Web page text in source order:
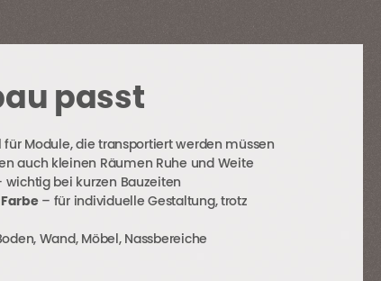
passt
Module, die transportiert werden müssen
auch kleinen Räumen Ruhe und Weite
wichtig bei kurzen Bauzeiten
– für individuelle Gestaltung, trotz
Wand, Möbel, Nassbereiche